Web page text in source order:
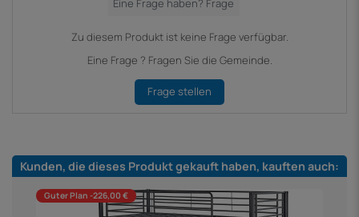
Zu diesem Produkt ist keine Frage verfügbar.
Eine Frage ? Fragen Sie die Gemeinde.
Frage stellen
Kunden, die dieses Produkt gekauft haben, kauften auch:
Guter Plan -226,00 €